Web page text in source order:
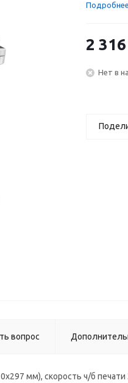
Подробнее
2 316
Нет в
вопрос
мм), скорость ч/б